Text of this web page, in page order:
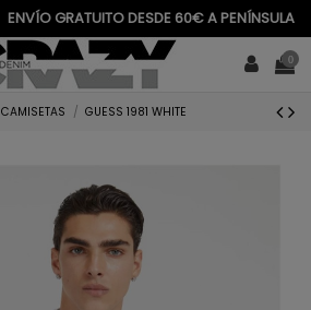
ENVÍO GRATUITO DESDE 60€ A PENÍNSULA
0
CAMISETAS GUESS 1981 WHITE